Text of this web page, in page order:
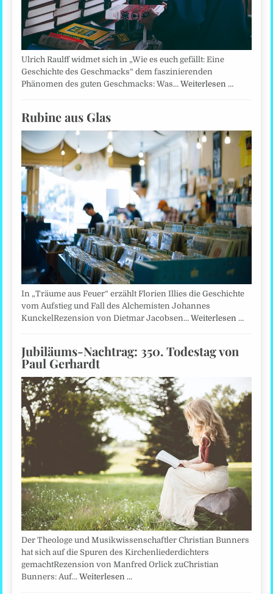
Ulrich Raulff widmet sich in „Wie es euch gefällt: Eine
Geschichte des Geschmacks“ dem faszinierenden
Phänomen des guten Geschmacks: Was…Weiterlesen …
Rubine aus Glas
In „Träume aus Feuer“ erzählt Florien Illies die Geschichte
vom Aufstieg und Fall des Alchemisten Johannes
KunckelRezension von Dietmar Jacobsen…Weiterlesen …
Jubiläums-Nachtrag: 350. Todestag von
Paul Gerhardt
Der Theologe und Musikwissenschaftler Christian Bunners
hat sich auf die Spuren des Kirchenliederdichters
gemachtRezension von Manfred Orlick zuChristian
Bunners: Auf…Weiterlesen …